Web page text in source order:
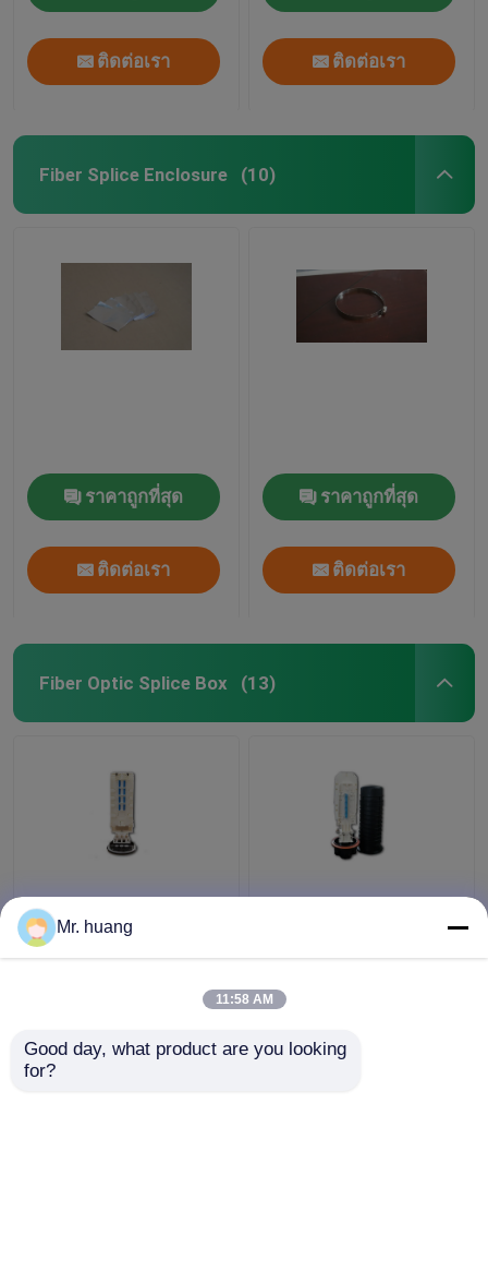
ติดต่อเรา ติดต่อเรา
Fiber Splice Enclosure (10)
ราคาถูกที่สุด
ติดต่อเรา
ราคาถูกที่สุด
ติดต่อเรา
Fiber Optic Splice Box (13)
180 core sealing big
Fiber Optic Splice Box ,
540mmx150mm large
4 trays Fiber Optic
Mr. huang
11:58 AM
Good day, what product are you looking
for?